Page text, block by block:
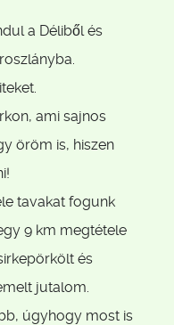
a Déliből és
ami sajnos
öröm is, hiszen
tavakat fogunk
9 km megtétele
és
jutalom.
úgyhogy most is